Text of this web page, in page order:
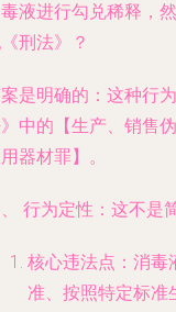
液进行勾兑稀释，
刑法》？
是明确的： 这种行
中的【生产、销售
器材罪】。
行为定性：这不是
核心违法点 ：消
准、按照特定标准